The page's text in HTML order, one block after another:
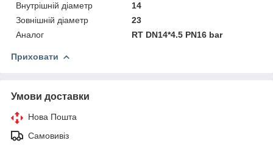
Внутрішній діаметр
14
Зовнішній діаметр
23
Аналог
RT DN14*4.5 PN16 bar
Приховати
Умови доставки
Нова Пошта
Самовивіз